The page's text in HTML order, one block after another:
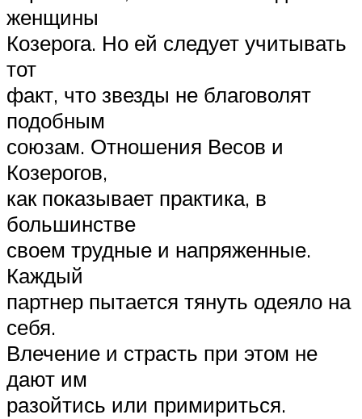
женщины
Козерога. Но ей следует учитывать
тот
факт, что звезды не благоволят
подобным
союзам. Отношения Весов и
Козерогов,
как показывает практика, в
большинстве
своем трудные и напряженные.
Каждый
партнер пытается тянуть одеяло на
себя.
Влечение и страсть при этом не
дают им
разойтись или примириться.